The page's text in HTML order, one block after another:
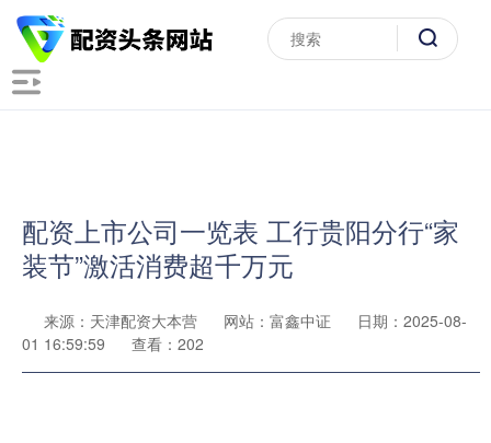
配资上市公司一览表 工行贵阳分行“家
装节”激活消费超千万元
来源：天津配资大本营 网站：富鑫中证
日期：2025-08-
01 16:59:59
查看：202